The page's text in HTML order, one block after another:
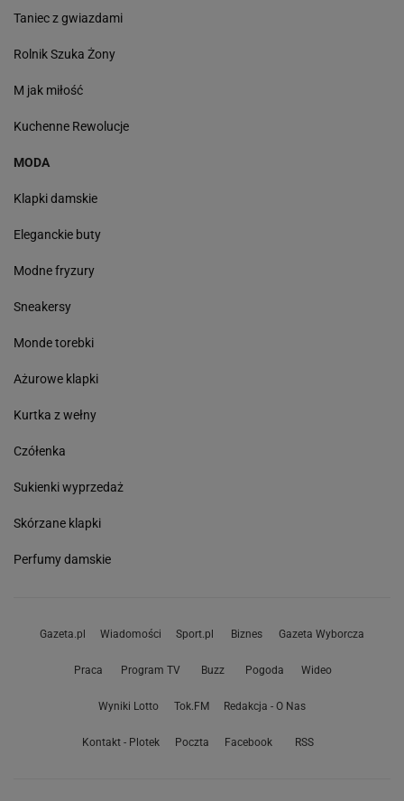
Taniec z gwiazdami
Rolnik Szuka Żony
M jak miłość
Kuchenne Rewolucje
MODA
Klapki damskie
Eleganckie buty
Modne fryzury
Sneakersy
Monde torebki
Ażurowe klapki
Kurtka z wełny
Czółenka
Sukienki wyprzedaż
Skórzane klapki
Perfumy damskie
Gazeta.pl Wiadomości Sport.pl Biznes Gazeta Wyborcza
Praca Program TV Buzz Pogoda Wideo
Wyniki Lotto Tok.FM Redakcja - O Nas
Kontakt - Plotek Poczta Facebook RSS